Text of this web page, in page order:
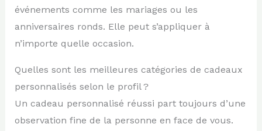
événements comme les mariages ou les
anniversaires ronds. Elle peut s’appliquer à
n’importe quelle occasion.
Quelles sont les meilleures catégories de cadeaux
personnalisés selon le profil ?
Un cadeau personnalisé réussi part toujours d’une
observation fine de la personne en face de vous.